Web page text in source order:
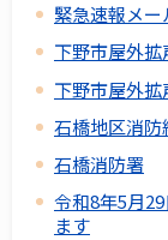
緊急速報メ
下野市屋外
下野市屋外
石橋地区消防
石橋消防署
令和8年5月
ます